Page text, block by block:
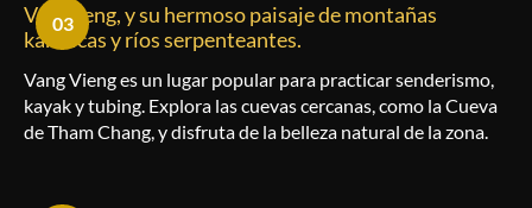
Van Vieng, y su hermoso paisaje de montañas
kársticas y ríos serpenteantes.
03
Vang Vieng es un lugar popular para practicar senderismo,
kayak y tubing. Explora las cuevas cercanas, como la Cueva
de Tham Chang, y disfruta de la belleza natural de la zona.